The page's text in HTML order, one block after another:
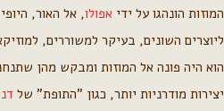
המוזות הונהגו על ידי אפולו, אל האור,
ליוצרים השונים, בעיקר למשוררים,
הוא היה פונה אל המוזות ומבקש מהן
יצירות מודרניות יותר, כגון "התופת" של